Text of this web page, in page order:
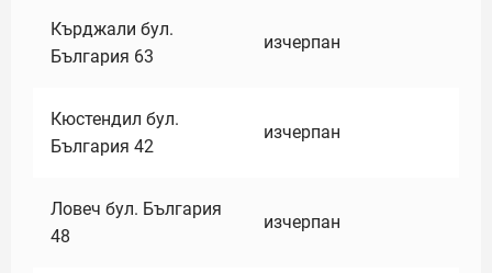
Кърджали бул.
България 63
изчерпан
Кюстендил бул.
България 42
изчерпан
Ловеч бул. България
48
изчерпан